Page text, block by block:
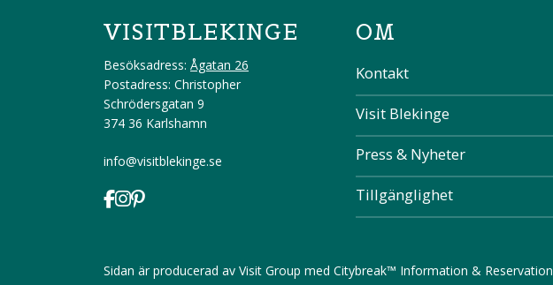
VISITBLEKINGE
Besöksadress: Ågatan 26
Postadress: Christopher
Schrödersgatan 9
374 36 Karlshamn
info@visitblekinge.se
OM
Kontakt
Visit Blekinge
Press & Nyheter
Tillgänglighet
Sidan är producerad av Visit Group med Citybreak™ Information & Reservation